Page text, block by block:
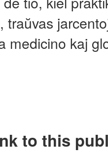
traŭvas
medicino kaj
to this